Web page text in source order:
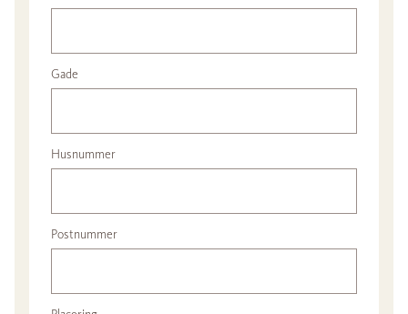
Gade
Husnummer
Postnummer